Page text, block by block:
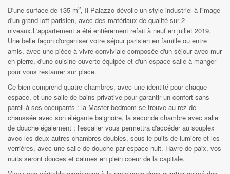
D'une surface de 135 m2, Il Palazzo dévoile un style industriel à l'image
d'un grand loft parisien, avec des matériaux de qualité sur 2
niveaux.L'appartement a été entièrement refait à neuf en juillet 2019.
Une belle façon d'organiser votre séjour parisien en famille ou entre
amis, avec une pièce à vivre conviviale composée d'un séjour avec mur
en pierre, d'une cuisine ouverte équipée et d'un espace salle à manger
pour vous restaurer sur place.
Ce bien comprend quatre chambres, avec une identité pour chaque
espace, et une salle de bains privative pour garantir un confort sans
pareil à ses occupants : la Master bedroom se trouve au rez-de-
chaussée avec son élégante baignoire, la seconde chambre avec salle
de douche également ; l'escalier vous permettra d'accéder au souplex
avec les deux autres chambres doubles, sous le puits de lumière et les
verrières, avec une salle de douche par espace nuit. Havre de paix, vos
nuits seront douces et calmes en plein coeur de la capitale.